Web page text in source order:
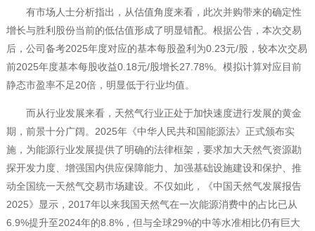
有市场人士分析指出，从估值角度来看，此次并购带来的确定性
增长与胜利股份当前的低估值形成了明显错配。根据公告，本次交易
后，公司备考2025年度对应的基本每股盈利为0.23元/股，较本次交易
前2025年度基本每股收益0.18元/股增长27.78%。模拟计算对应目前
静态市盈率不足20倍，明显低于行业均值。
而从行业发展来看，天然气行业正处于加快速度进行发展的黄金
期，前景十分广阔。2025年《中华人民共和国能源法》正式颁布实
施，为能源行业发展提供了明确的法律框架，要求加大天然气资源勘
探开发力度、增强国内供应保障能力、加强基础设施建设和保护、推
动全国统一天然气交易市场建设。不仅如此，《中国天然气发展报告
2025》显示，2017年以来我国天然气在一次能源消费中的占比已从
6.9%提升至2024年的8.8%，但与全球29%的中等水准相比仍有巨大